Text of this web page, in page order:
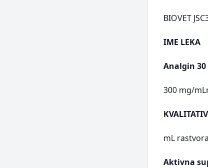
BIOVET
IME LEKA
Analgin 30
300 mg/
mL
Aktivna